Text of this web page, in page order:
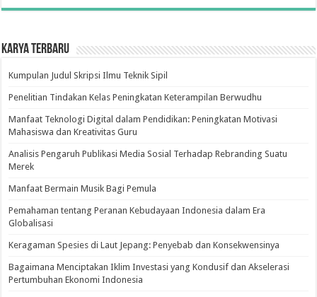
Karya Terbaru
Kumpulan Judul Skripsi Ilmu Teknik Sipil
Penelitian Tindakan Kelas Peningkatan Keterampilan Berwudhu
Manfaat Teknologi Digital dalam Pendidikan: Peningkatan Motivasi
Mahasiswa dan Kreativitas Guru
Analisis Pengaruh Publikasi Media Sosial Terhadap Rebranding Suatu
Merek
Manfaat Bermain Musik Bagi Pemula
Pemahaman tentang Peranan Kebudayaan Indonesia dalam Era
Globalisasi
Keragaman Spesies di Laut Jepang: Penyebab dan Konsekwensinya
Bagaimana Menciptakan Iklim Investasi yang Kondusif dan Akselerasi
Pertumbuhan Ekonomi Indonesia